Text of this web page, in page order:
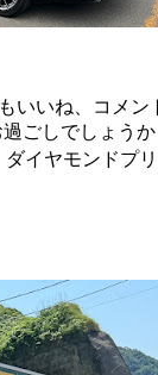
いいね、コメン
ごしでしょう
イヤモンドプ